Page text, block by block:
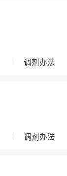
调剂办法
调剂办法